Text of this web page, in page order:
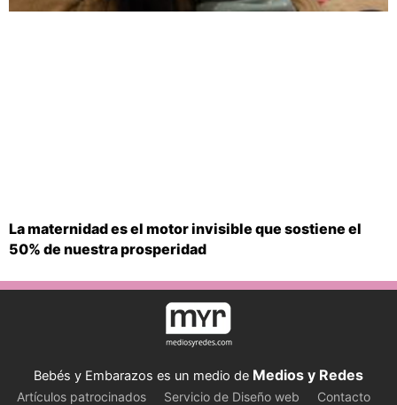
La maternidad es el motor invisible que sostiene el
50% de nuestra prosperidad
Bebés y Embarazos es un medio de Medios y Redes
Artículos patrocinados Servicio de Diseño web
Contacto